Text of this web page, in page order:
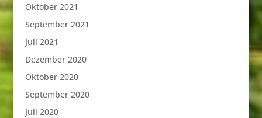
Oktober 2021
September 2021
Juli 2021
Dezember 2020
Oktober 2020
September 2020
Juli 2020